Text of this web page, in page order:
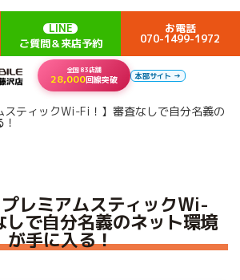
LINE
ご質問＆来店予約
お電話
070-1499-1972
全国83店舗
28,000回線突破 本部サイト →
スティックWi-Fi！】審査なしで自分名義の
プレミアムスティックWi-
しで自分名義のネット環境
が手に入る！